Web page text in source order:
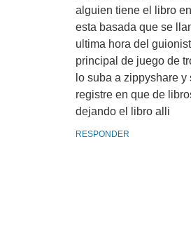
alguien tiene el libro
esta basada que se
ultima hora del
principal de juego de
lo suba a zippyshare y
registre en que de
dejando el libro alli
RESPONDER